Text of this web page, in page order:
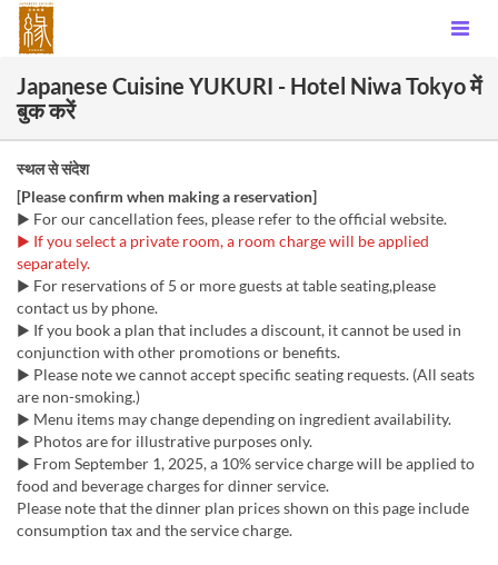
Japanese Cuisine YUKURI - Hotel Niwa Tokyo में
बुक करें
स्थल से संदेश
[Please confirm when making a reservation]
▶ For our cancellation fees, please refer to the official website.
▶ If you select a private room, a room charge will be applied
separately.
▶ For reservations of 5 or more guests at table seating,please
contact us by phone.
▶ If you book a plan that includes a discount, it cannot be used in
conjunction with other promotions or benefits.
▶ Please note we cannot accept specific seating requests. (All seats
are non-smoking.)
▶ Menu items may change depending on ingredient availability.
▶ Photos are for illustrative purposes only.
▶ From September 1, 2025, a 10% service charge will be applied to
food and beverage charges for dinner service.
Please note that the dinner plan prices shown on this page include
consumption tax and the service charge.